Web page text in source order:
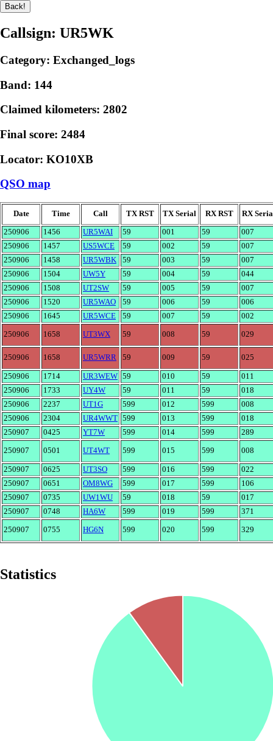
Callsign: UR5WK
Category: Exchanged_logs
Band: 144
Claimed kilometers: 2802
Final score: 2484
Locator: KO10XB
QSO map
Date Time Call TX RST TX Serial RX RST RX
250906 1456 UR5WAI 59 001 59
007
250906
1457 US5WCE 59 002 59
007
250906
1458 UR5WBK 59 003 59
007
250906
1504 UW5Y 59 004 59
044
250906
1508 UT2SW 59 005 59
007
250906
1520 UR5WAO 59 006 59
006
250906
1645 UR5WCE 59 007 59 002
250906 1658 UT3WX 59 008 59 029
250906 1658 UR5WRR 59 009 59 025
250906 1714 UR3WEW 59 010 59
011
250906
1733 UY4W 59 011 59
018
250906
2237 UT1G 599 012 599
008
250906
2304 UR4WWT 599 013 599
018
250907
0425 YT7W 599 014 599 289
250907 0501 UT4WT 599 015 599 008
250907 0625 UT3SO 599 016 599
022
250907
0651 OM8WG 599 017 599
106
250907
0735 UW1WU 59 018 59
017
250907
0748 HA6W 599 019 599 371
250907 0755 HG6N 599 020 599 329
Statistics